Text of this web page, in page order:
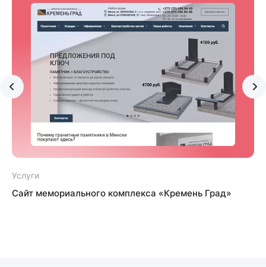
Услуги
Сайт мемориального комплекса «Кремень Град»